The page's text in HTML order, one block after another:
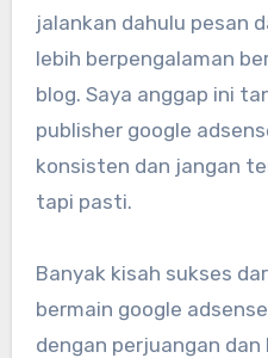
jalankan dahulu pesan
lebih berpengalaman
blog. Saya anggap ini
publisher google
konsisten dan jangan
tapi pasti.
Banyak kisah sukses
bermain google
dengan perjuangan